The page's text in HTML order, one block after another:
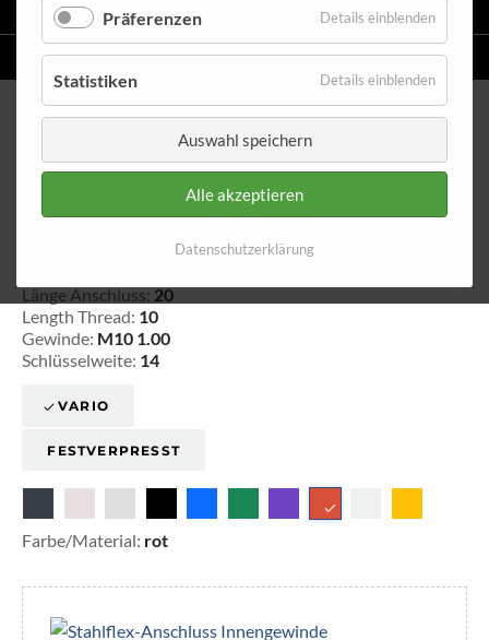
STAHLFLEX -LEITUNGSKITS FÜR MOTORRÄDER
EINZELLEITUNGENNACH MASS
Innengewinde - fest 710
Länge Anschluss: 20
Length Thread: 10
Gewinde: M10 1.00
Schlüsselweite: 14
VARIO
FESTVERPRESST
Farbe/Material: rot
Präferenzen Details einblenden
Statistiken Details einblenden
Auswahl speichern
Alle akzeptieren
Datenschutzerklärung
Katalog